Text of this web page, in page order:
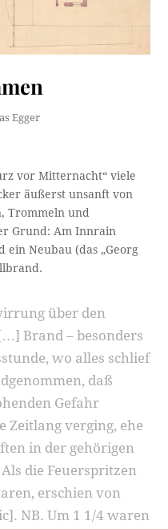
Egger
vor Mitternacht“ viele
äußerst unsanft von
Trommeln und
Grund: Am Innrain
ein Neubau (das „Georg
über den
Brand – besonders
wo alles schlief
daß
Gefahr
Zeitlang verging, ehe
in der gehörigen
die Feuerspritzen
erschien von
NB. Um 1 1/4 waren